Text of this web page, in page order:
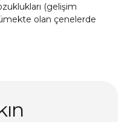
(gelişim
olan çenelerde